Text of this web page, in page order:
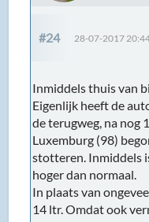
#24 28-07-2017
Inmiddels thuis van
Eigenlijk heeft de
de terugweg, na nog
Luxemburg (98)
stotteren. Inmiddels
hoger dan normaal.
In plaats van
14 ltr. Omdat ook